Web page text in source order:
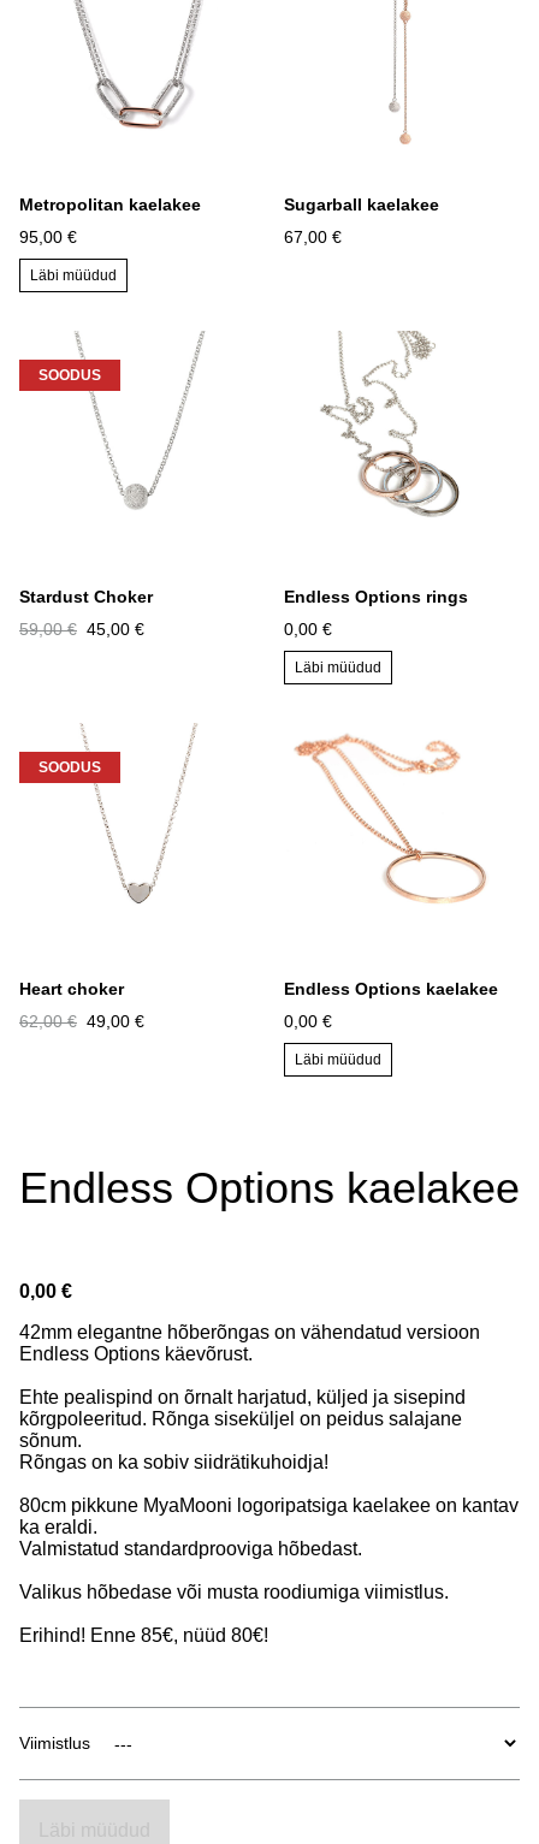
Metropolitan kaelakee
95,00 €
Läbi müüdud
Sugarball kaelakee
67,00 €
SOODUS
Stardust Choker
59,00 € 45,00 €
Endless Options rings
0,00 €
Läbi müüdud
SOODUS
Heart choker
62,00 € 49,00 €
Endless Options kaelakee
0,00 €
Läbi müüdud
Endless Options kaelakee
0,00 €
42mm elegantne hõberõngas on vähendatud versioon
Endless Options käevõrust.
Ehte pealispind on õrnalt harjatud, küljed ja sisepind
kõrgpoleeritud. Rõnga siseküljel on peidus salajane
sõnum.
Rõngas on ka sobiv siidrätikuhoidja!
80cm pikkune MyaMooni logoripatsiga kaelakee on kantav
ka eraldi.
Valmistatud standardprooviga hõbedast.
Valikus hõbedase või musta roodiumiga viimistlus.
Erihind! Enne 85€, nüüd 80€!
Viimistlus